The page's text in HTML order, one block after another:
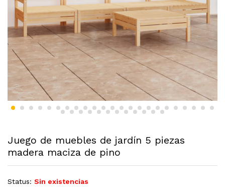
Juego de muebles de jardín 5 piezas
madera maciza de pino
Status: Sin existencias